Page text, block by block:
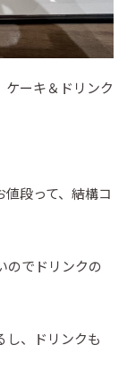
ケーキ＆ドリンク
段って、結構コ
のでドリンクの
し、ドリンクも